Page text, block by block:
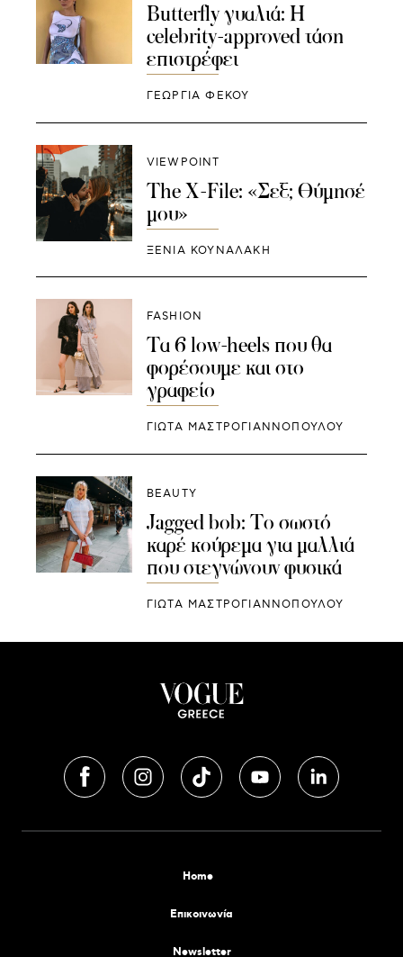
Butterfly γυαλιά: Η
celebrity-approved τάση
επιστρέφει
ΓΕΩΡΓΙΑ ΦΕΚΟΥ
VIEWPOINT
The X-File: «Σεξ; Θύμησέ
μου»
ΞΕΝΙΑ ΚΟΥΝΑΛΑΚΗ
FASHION
Τα 6 low-heels που θα
φορέσουμε και στο
γραφείο
ΓΙΩΤΑ ΜΑΣΤΡΟΓΙΑΝΝΟΠΟΥΛΟΥ
BEAUTY
Jagged bob: Το σωστό
καρέ κούρεμα για μαλλιά
που στεγνώνουν φυσικά
ΓΙΩΤΑ ΜΑΣΤΡΟΓΙΑΝΝΟΠΟΥΛΟΥ
Home
Επικοινωνία
Newsletter